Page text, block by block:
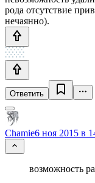
рода отсутствие
нечаянно).
Ответить
Chamie6 ноя 2015 в
возможность